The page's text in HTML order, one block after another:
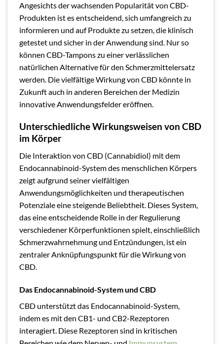
Angesichts der wachsenden Popularität von CBD-
Produkten ist es entscheidend, sich umfangreich zu
informieren und auf Produkte zu setzen, die klinisch
getestet und sicher in der Anwendung sind. Nur so
können CBD-Tampons zu einer verlässlichen
natürlichen Alternative für den Schmerzmittelersatz
werden. Die vielfältige Wirkung von CBD könnte in
Zukunft auch in anderen Bereichen der Medizin
innovative Anwendungsfelder eröffnen.
Unterschiedliche Wirkungsweisen von CBD
im Körper
Die Interaktion von CBD (Cannabidiol) mit dem
Endocannabinoid-System des menschlichen Körpers
zeigt aufgrund seiner vielfältigen
Anwendungsmöglichkeiten und therapeutischen
Potenziale eine steigende Beliebtheit. Dieses System,
das eine entscheidende Rolle in der Regulierung
verschiedener Körperfunktionen spielt, einschließlich
Schmerzwahrnehmung und Entzündungen, ist ein
zentraler Anknüpfungspunkt für die Wirkung von
CBD.
Das Endocannabinoid-System und CBD
CBD unterstützt das Endocannabinoid-System,
indem es mit den CB1- und CB2-Rezeptoren
interagiert. Diese Rezeptoren sind in kritischen